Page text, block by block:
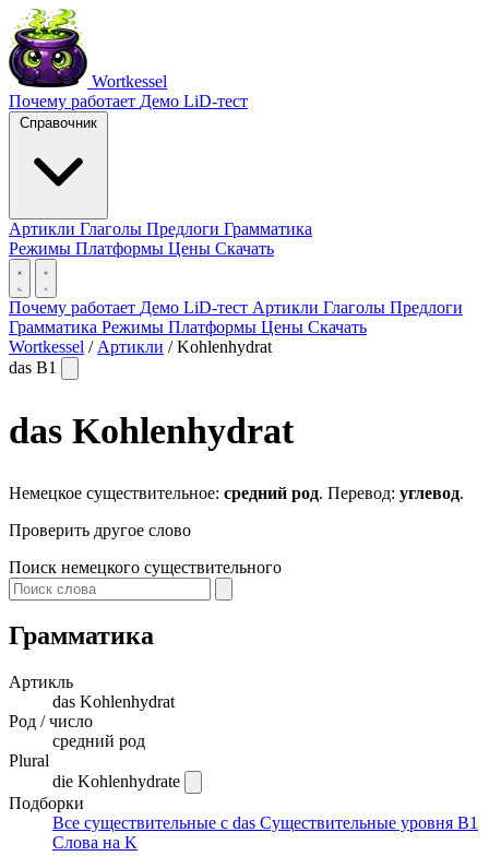
Wortkessel
Почему работает Демо LiD-тест
Справочник
Артикли Глаголы Предлоги Грамматика
Режимы Платформы Цены Скачать
Почему работает Демо LiD-тест Артикли Глаголы Предлоги
Грамматика Режимы Платформы Цены Скачать
Wortkessel / Артикли / Kohlenhydrat
das B1
das Kohlenhydrat
Немецкое существительное: средний род. Перевод: углевод.
Проверить другое слово
Поиск немецкого существительного
Грамматика
Артикль
das Kohlenhydrat
Род / число
средний род
Plural
die Kohlenhydrate
Подборки
Все существительные с das Существительные уровня B1
Слова на K